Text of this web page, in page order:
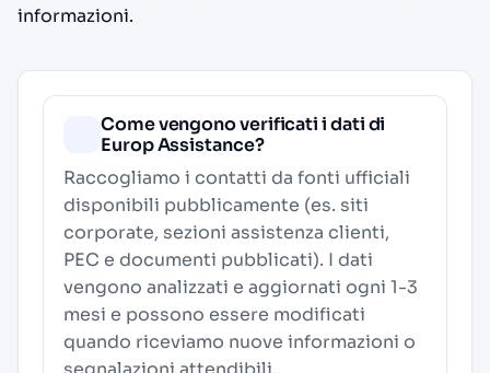
informazioni.
Come vengono verificati i dati di
Europ Assistance?
Raccogliamo i contatti da fonti ufficiali
disponibili pubblicamente (es. siti
corporate, sezioni assistenza clienti,
PEC e documenti pubblicati). I dati
vengono analizzati e aggiornati ogni 1-3
mesi e possono essere modificati
quando riceviamo nuove informazioni o